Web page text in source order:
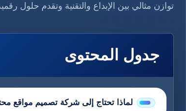
توازن مثالي بين الإبداع والتقنية وتقدم حلول
جدول المحتوى
لماذا تحتاج إلى شركة تصميم مواقع